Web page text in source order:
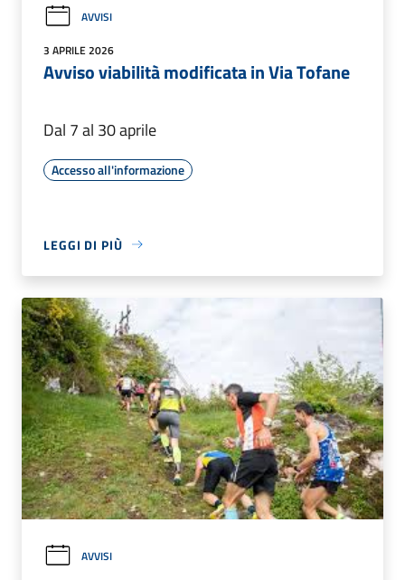
AVVISI
3 APRILE 2026
Avviso viabilità modificata in Via Tofane
Dal 7 al 30 aprile
Accesso all'informazione
LEGGI DI PIÙ
AVVISI